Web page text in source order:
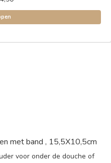
met band , 15,5X10,5cm
voor onder de douche of